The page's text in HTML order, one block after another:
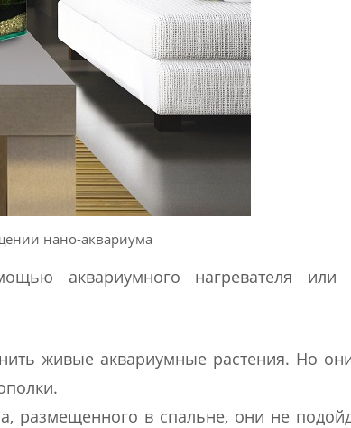
нано-аквариума
аквариумного нагревателя или
живые аквариумные растения. Но
размещенного в спальне, они не